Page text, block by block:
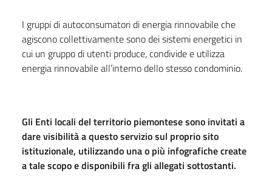
I gruppi di autoconsumatori di energia rinnovabile che
agiscono collettivamente sono dei sistemi energetici in
cui un gruppo di utenti produce, condivide e utilizza
energia rinnovabile all’interno dello stesso condominio.
Gli Enti locali del territorio piemontese sono invitati a
dare visibilità a questo servizio sul proprio sito
istituzionale, utilizzando una o più infografiche create
a tale scopo e disponibili fra gli allegati sottostanti.